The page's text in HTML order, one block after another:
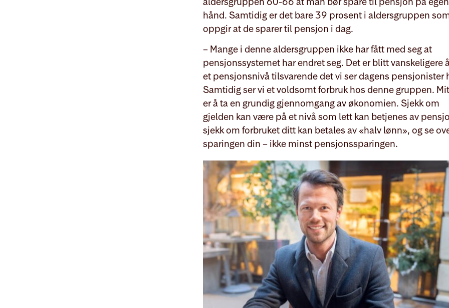
hånd. Samtidig er det bare 39 prosent i aldersgruppen
oppgir at de sparer til pensjon i dag.
– Mange i denne aldersgruppen ikke har fått med seg at
pensjonssystemet har endret seg. Det er blitt vanskeligere
et pensjonsnivå tilsvarende det vi ser dagens pensjonister
Samtidig ser vi et voldsomt forbruk hos denne gruppen.
er å ta en grundig gjennomgang av økonomien. Sjekk om
gjelden kan være på et nivå som lett kan betjenes av
sjekk om forbruket ditt kan betales av «halv lønn», og se
sparingen din – ikke minst pensjonssparingen.